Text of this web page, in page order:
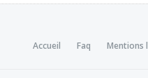
Accueil Faq Mentions